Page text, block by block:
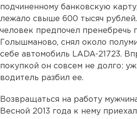
подчиненному банковскую
лежало свыше 600 тысяч
человек предпочел пренебречь
Голышманово, снял около
себе автомобиль LADA-21723.
покупкой он совсем не долго:
водитель разбил ее.
Возвращаться на работу
Весной 2013 года к нему